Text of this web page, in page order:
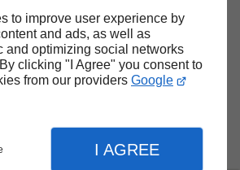
to improve user experience by
and ads, as well as
and optimizing social networks
clicking "I Agree" you consent to
from our providers Google
I AGREE
Haut de page